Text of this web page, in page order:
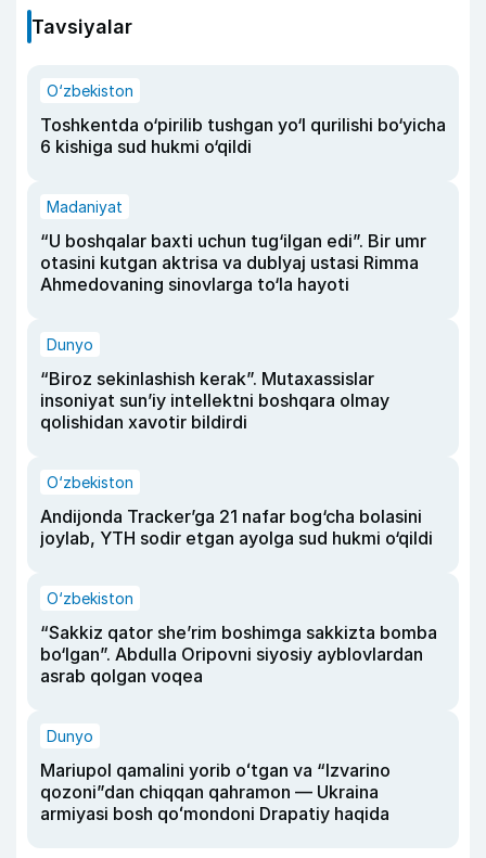
Tavsiyalar
O‘zbekiston
Toshkentda o‘pirilib tushgan yo‘l qurilishi bo‘yicha
6 kishiga sud hukmi o‘qildi
Madaniyat
“U boshqalar baxti uchun tug‘ilgan edi”. Bir umr
otasini kutgan aktrisa va dublyaj ustasi Rimma
Ahmedovaning sinovlarga to‘la hayoti
Dunyo
“Biroz sekinlashish kerak”. Mutaxassislar
insoniyat sun’iy intellektni boshqara olmay
qolishidan xavotir bildirdi
O‘zbekiston
Andijonda Tracker’ga 21 nafar bog‘cha bolasini
joylab, YTH sodir etgan ayolga sud hukmi o‘qildi
O‘zbekiston
“Sakkiz qator she’rim boshimga sakkizta bomba
bo‘lgan”. Abdulla Oripovni siyosiy ayblovlardan
asrab qolgan voqea
Dunyo
Mariupol qamalini yorib oʻtgan va “Izvarino
qozoni”dan chiqqan qahramon — Ukraina
armiyasi bosh qoʻmondoni Drapatiy haqida